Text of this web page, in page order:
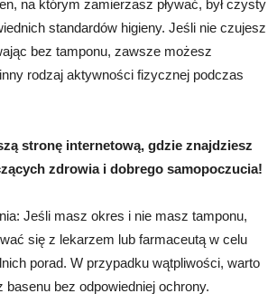
na którym zamierzasz pływać, był czysty
standardów higieny. Jeśli nie czujesz
bez tamponu, zawsze możesz
rodzaj aktywności fizycznej podczas
stronę internetową, gdzie znajdziesz
zdrowia i dobrego samopoczucia!
Jeśli masz okres i nie masz tamponu,
się z lekarzem lub farmaceutą w celu
porad. W przypadku wątpliwości, warto
bez odpowiedniej ochrony.